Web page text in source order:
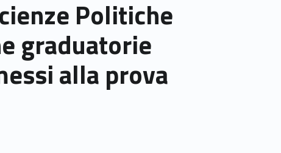
Politiche
graduatorie
alla prova